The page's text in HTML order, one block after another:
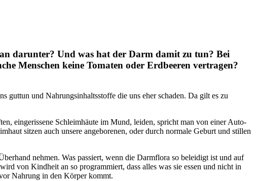
darunter? Und was hat der Darm damit zu tun? Bei
Menschen keine Tomaten oder Erdbeeren vertragen?
guttun und Nahrungsinhaltsstoffe die uns eher schaden. Da gilt es zu
eingerissene Schleimhäute im Mund, leiden, spricht man von einer Auto-
sitzen auch unsere angeborenen, oder durch normale Geburt und stillen
nehmen. Was passiert, wenn die Darmflora so beleidigt ist und auf
von Kindheit an so programmiert, dass alles was sie essen und nicht in
Nahrung in den Körper kommt.